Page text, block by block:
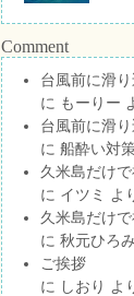
Comment
台風前に滑
に もーりー
台風前に滑
に 船酔い対
久米島だけ
に イツミ
よ
久米島だけ
に 秋元ひろ
ご挨拶
に しおり よ